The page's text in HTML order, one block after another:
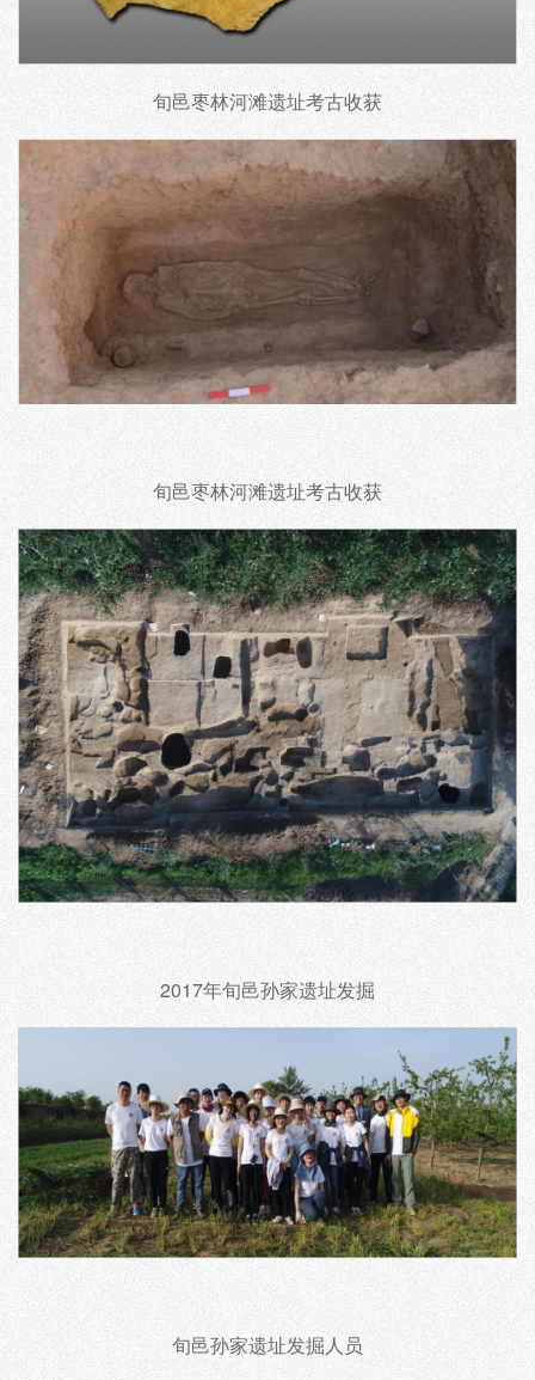
旬邑枣林河滩遗址考古收获
旬邑枣林河滩遗址考古收获
2017年旬邑孙家遗址发掘
旬邑孙家遗址发掘人员